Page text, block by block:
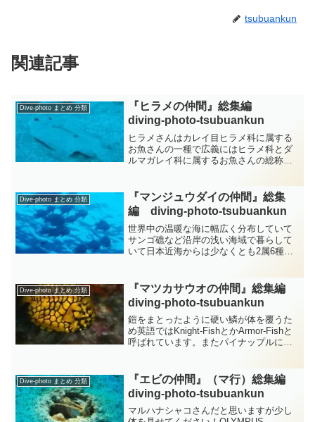
tsubuankun
関連記事
Dive-photo まとめ 分類
『ヒラメの仲間』総集編
diving-photo‐tsubuankun
ヒラメさんはカレイ目ヒラメ科に属する
お魚さんの一種で広義にはヒラメ科とダ
ルマガレイ科に属するお魚さんの総称で
さん達と区別していました。またヒラメ
さんはカレイさんと比べて口...
Dive-photo まとめ 分類
『マンジュウダイの仲間』総集
編 diving-photo‐tsubuankun
世界中の温暖な海に幅広く分布していて
サンゴ礁など沿岸の浅い海域で暮らして
いて日本近海からは少なくとも2属6種が
独特な姿をしていますが成長は非常に早
いようです。マンジュウ...
Dive-photo まとめ 分類
『マツカサウオの仲間』総集編
diving-photo‐tsubuankun
鎧をまとったように硬い鱗が体を覆うた
め英語ではKnight‐FishとかArmor-Fishと
呼ばれています。またパイナップルにも
界で2属5種が知られて...
Dive-photo まとめ 分類
『エビの仲間』（マ行）総集編
diving-photo‐tsubuankun
マルハナシャコさんだと思いますが少し